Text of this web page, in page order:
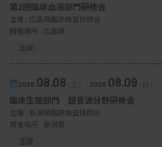
第2回臨床血液部門研修会
主催 : 広島県臨床検査技師会
開催場所 : 広島県
血液
2026. 08.08（土） - 2026. 08.09（日）
臨床生理部門 超音波分野研修会
主催 : 新潟県臨床検査技師会
開催場所 : 新潟県
生理